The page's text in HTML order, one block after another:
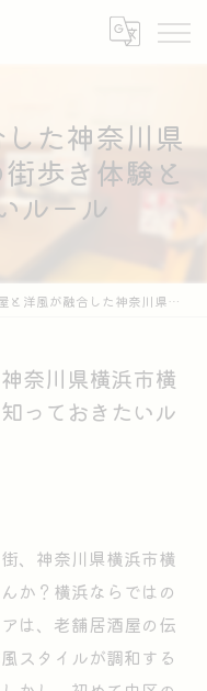
た神奈川県
歩き体験と
ルール
融合した神奈川県横浜市横浜市中区の街歩き体験と知っておきたいルール
奈川県横浜市横
っておきたいル
、神奈川県横浜市横
か？横浜ならではの
は、老舗居酒屋の伝
スタイルが調和する